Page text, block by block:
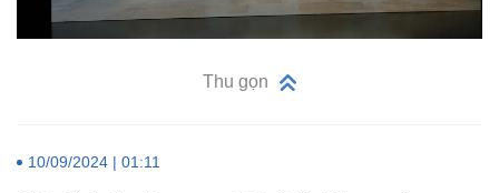
Thu gọn
10/09/2024 | 01:11